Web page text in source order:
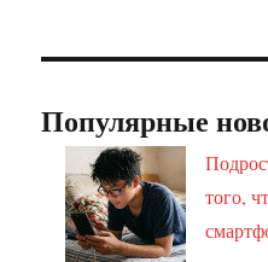
Популярные
того,